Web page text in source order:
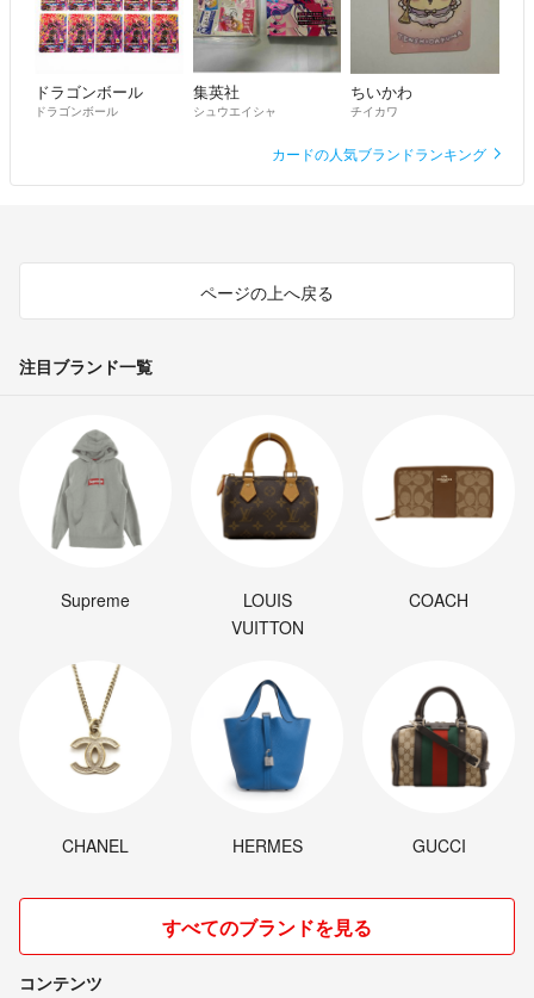
ドラゴンボール
ドラゴンボール
集英社
シュウエイシャ
ちいかわ
チイカワ
カードの人気ブランドランキング
ページの上へ戻る
注目ブランド一覧
Supreme
LOUIS
VUITTON
COACH
CHANEL HERMES GUCCI
すべてのブランドを見る
コンテンツ